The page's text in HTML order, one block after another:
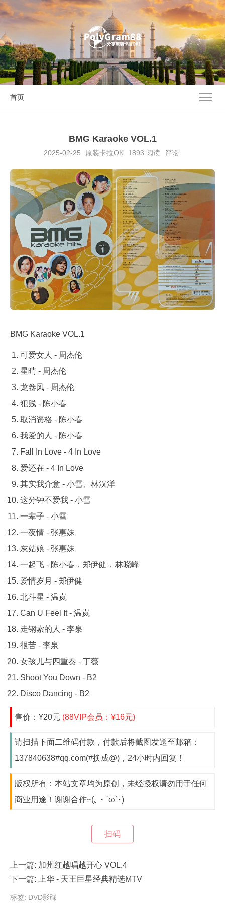
首页
BMG Karaoke VOL.1
2025-02-25 原装卡拉OK 1893 阅读 评论
BMG Karaoke VOL.1
可爱女人 - 周杰伦
星晴 - 周杰伦
龙卷风 - 周杰伦
犯贱 - 陈小春
取消资格 - 陈小春
我爱的人 - 陈小春
Fall In Love - 4 In Love
爱还在 - 4 In Love
其实我介意 - 小雪、林汉洋
这分钟不爱我 - 小雪
一辈子 - 小雪
一夜情 - 张惠妹
灰姑娘 - 张惠妹
一起飞 - 陈小春，郑伊健，林晓峰
爱情岁月 - 郑伊健
北斗星 - 温岚
Can U Feel It - 温岚
走钢索的人 - 李泉
很苦 - 李泉
女孩儿与四重奏 - 丁薇
Shoot You Down - B2
Disco Dancing - B2
售价：¥20元 (88VIP会员：¥16元)
请扫描下面二维码付款，付款后将截图发送至邮箱：
137840638#qq.com(#换成@)，24小时内回复！
版权所有：本站文章均为原创，未经授权请勿用于任何
商业用途！谢谢合作~(｡・`ω´･)
扫码
上一篇: 加州红越唱越开心 VOL.4
下一篇:
上华 - 天王巨星经典精选MTV
标签: DVD影碟